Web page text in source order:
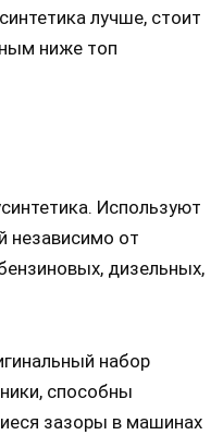
лучше, стоит
ниже топ
Используют
независимо от
дизельных,
набор
способны
зазоры в машинах